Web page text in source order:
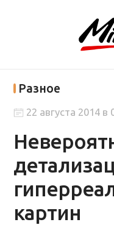
Разное
картин
22 августа 2014 в